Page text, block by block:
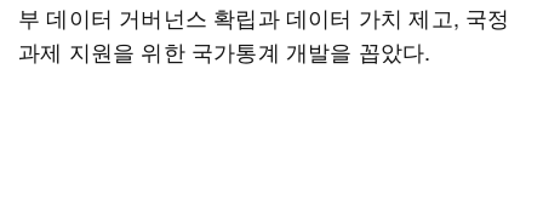
부 데이터 거버넌스 확립과 데이터 가치 제고, 국정
과제 지원을 위한 국가통계 개발을 꼽았다.